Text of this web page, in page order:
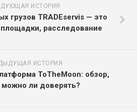
ИСТОРИЯ
грузов TRADEservis — это
расследование
ИСТОРИЯ
ToTheMoon: обзор,
ли доверять?